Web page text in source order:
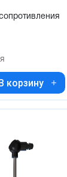
корзину